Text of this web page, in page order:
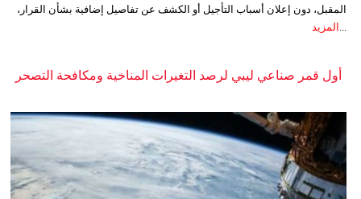
المقبل، دون إعلان أسباب التأجيل أو الكشف عن تفاصيل إضافية بشأن القرار،
المزيد
أول قمر صناعي ليبي لرصد التغيرات المناخية ومكافحة التصحر